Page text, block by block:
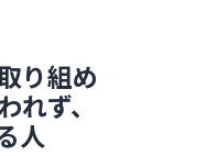
り組め
れず、
人